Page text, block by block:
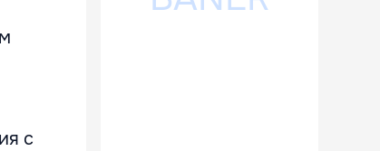
с